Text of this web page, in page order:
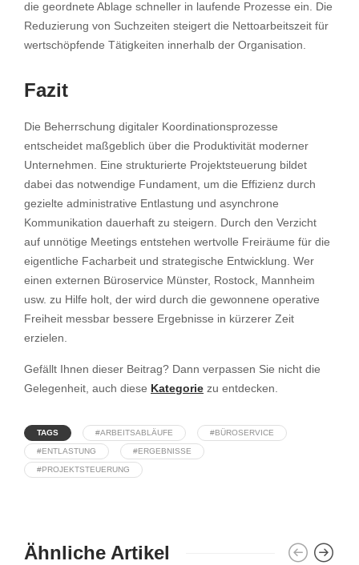
die geordnete Ablage schneller in laufende Prozesse ein. Die
Reduzierung von Suchzeiten steigert die Nettoarbeitszeit für
wertschöpfende Tätigkeiten innerhalb der Organisation.
Fazit
Die Beherrschung digitaler Koordinationsprozesse
entscheidet maßgeblich über die Produktivität moderner
Unternehmen. Eine strukturierte Projektsteuerung bildet
dabei das notwendige Fundament, um die Effizienz durch
gezielte administrative Entlastung und asynchrone
Kommunikation dauerhaft zu steigern. Durch den Verzicht
auf unnötige Meetings entstehen wertvolle Freiräume für die
eigentliche Facharbeit und strategische Entwicklung. Wer
einen externen Büroservice Münster, Rostock, Mannheim
usw. zu Hilfe holt, der wird durch die gewonnene operative
Freiheit messbar bessere Ergebnisse in kürzerer Zeit
erzielen.
Gefällt Ihnen dieser Beitrag? Dann verpassen Sie nicht die
Gelegenheit, auch diese Kategorie zu entdecken.
TAGS #ARBEITSABLÄUFE #BÜROSERVICE
#ENTLASTUNG #ERGEBNISSE
#PROJEKTSTEUERUNG
Ähnliche Artikel